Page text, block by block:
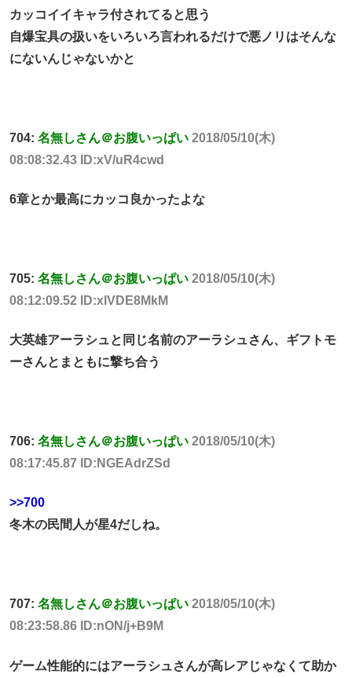
カッコイイキャラ付されてると思う
自爆宝具の扱いをいろいろ言われるだけで悪ノリはそんな
にないんじゃないかと
704: 名無しさん＠お腹いっぱい 2018/05/10(木)
08:08:32.43 ID:xV/uR4cwd
6章とか最高にカッコ良かったよな
705: 名無しさん＠お腹いっぱい 2018/05/10(木)
08:12:09.52 ID:xlVDE8MkM
大英雄アーラシュと同じ名前のアーラシュさん、ギフトモ
ーさんとまともに撃ち合う
706: 名無しさん＠お腹いっぱい 2018/05/10(木)
08:17:45.87 ID:NGEAdrZSd
>>700
冬木の民間人が星4だしね。
707: 名無しさん＠お腹いっぱい 2018/05/10(木)
08:23:58.86 ID:nON/j+B9M
ゲーム性能的にはアーラシュさんが高レアじゃなくて助か